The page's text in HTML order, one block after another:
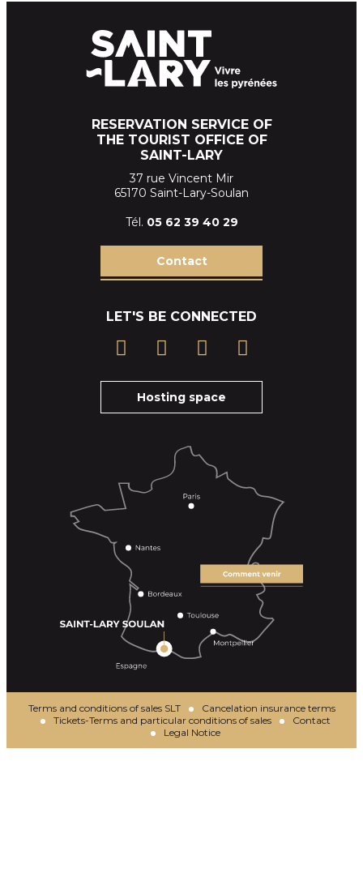
RESERVATION SERVICE OF
THE TOURIST OFFICE OF
SAINT-LARY
37 rue Vincent Mir
65170 Saint-Lary-Soulan
Tél. 05 62 39 40 29
Contact
LET'S BE CONNECTED
Hosting space
Terms and conditions of sales SLT
Cancelation insurance terms
Tickets-Terms and particular conditions of sales
Contact
Legal Notice